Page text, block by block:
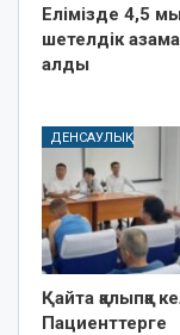
Елімізде 4,5
шетелдік
алды
ДЕНСАУЛЫҚ
Қайта қалыпқа
Пациенттерге